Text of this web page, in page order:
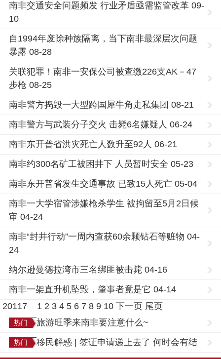
南非交通安全问题频发 行业矛盾亟需监管改革 09-
10
自1994年废除种族隔离，当下南非最深层次问题
暴露 08-28
关联犯罪！南非一安保公司被查缴226支AK－47
步枪 08-25
南非警方捣毁一大型跨国犀牛角走私集团 08-21
南非警方与武装分子交火 击毙6名嫌疑人 06-24
南非东开普省洪灾死亡人数升至92人 06-21
南非约300名矿工被困井下 人员暂时安全 05-23
南非东开普省发生交通事故 已致15人死亡 05-04
南非一大学宿管涉嫌枪杀学生 被拘留至5月2日候
审 04-24
南非“封井行动”一周内查获60余颗钻石等赃物 04-
24
纳尔逊曼德拉湾市三名绑匪被击毙 04-16
南非一架直升机坠毁，肇事者竟是它 04-14
20117
1 2 3 4 5 6 7 8 9 10 下一页 尾页
热门 旅游旺季来南非要注意什么~
热门
移民解惑 | 签证申请递上去了 何时会有结
果？